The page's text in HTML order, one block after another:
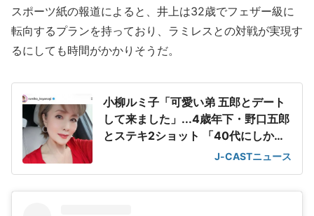
スポーツ紙の報道によると、井上は32歳でフェザー級に
転向するプランを持っており、ラミレスとの対戦が実現す
るにしても時間がかかりそうだ。
小柳ルミ子「可愛い弟 五郎とデート
して来ました」...4歳年下・野口五郎
とステキ2ショット 「40代にしか見
J-CASTニュース